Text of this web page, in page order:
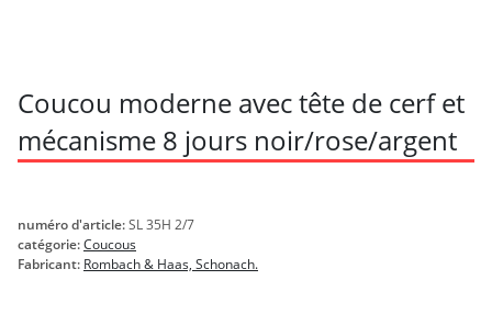
Coucou moderne avec tête de cerf et
mécanisme 8 jours noir/rose/argent
numéro d'article:SL 35H 2/7
catégorie:Coucous
Fabricant: Rombach & Haas, Schonach.